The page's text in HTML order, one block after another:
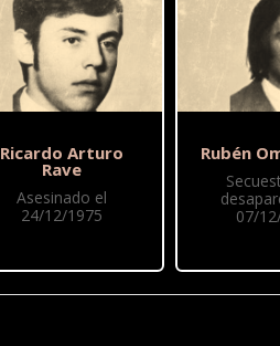
Ricardo Arturo
Rave
Asesinado el
24/12/1975
Rubén
07/